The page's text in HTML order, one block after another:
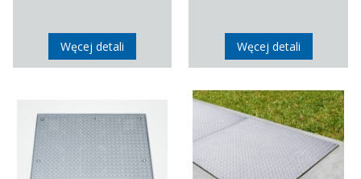
Węcej detali Węcej detali